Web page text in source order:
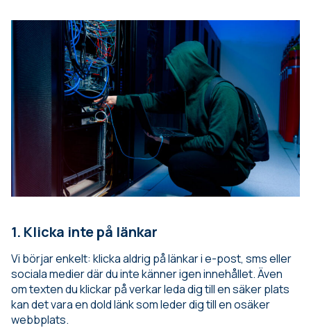
1. Klicka inte på länkar
Vi börjar enkelt: klicka aldrig på länkar i e-post, sms eller
sociala medier där du inte känner igen innehållet. Även
om texten du klickar på verkar leda dig till en säker plats
kan det vara en dold länk som leder dig till en osäker
webbplats.